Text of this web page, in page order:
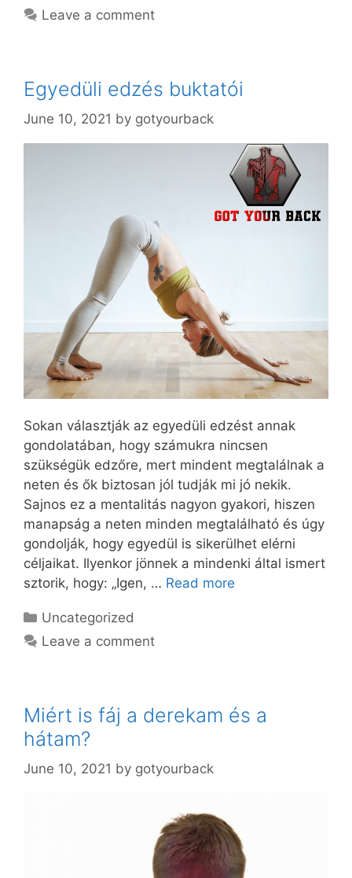
Leave a comment
Egyedüli edzés buktatói
June 10, 2021 by gotyourback
Sokan választják az egyedüli edzést annak
gondolatában, hogy számukra nincsen
szükségük edzőre, mert mindent megtalálnak a
neten és ők biztosan jól tudják mi jó nekik.
Sajnos ez a mentalitás nagyon gyakori, hiszen
manapság a neten minden megtalálható és úgy
gondolják, hogy egyedül is sikerülhet elérni
céljaikat. Ilyenkor jönnek a mindenki által ismert
sztorik, hogy: „Igen, … Read more
Categories
Uncategorized
Leave a comment
Miért is fáj a derekam és a
hátam?
June 10, 2021 by gotyourback